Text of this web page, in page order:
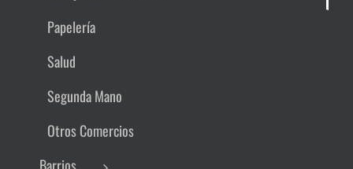
Papelería
Salud
Segunda Mano
Otros Comercios